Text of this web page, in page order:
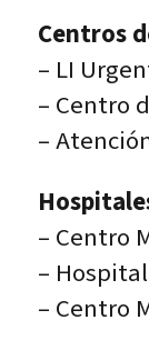
Centros
– LI
– Centro
–
– Centro
–
– Centro